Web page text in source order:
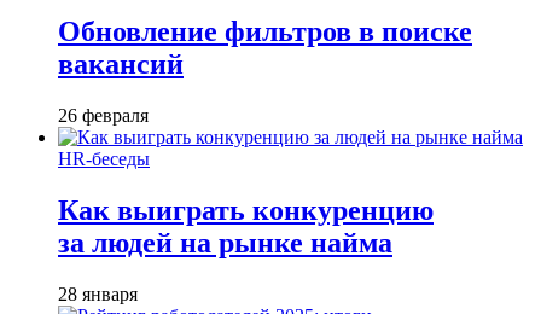
Обновление фильтров в поиске
вакансий
26 февраля
HR-беседы
Как выиграть конкуренцию
за людей на рынке найма
28 января